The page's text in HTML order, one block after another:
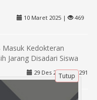
10 Maret 2025 | 469
Masuk Kedokteran
Jarang Disadari Siswa
29 Des 2025 | 291
Tutup